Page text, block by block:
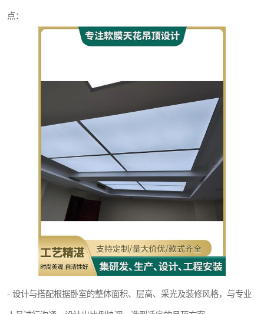
点：
- 设计与搭配根据卧室的整体面积、层高、采光及装修风格，与专业